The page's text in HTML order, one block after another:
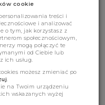
cookie
treści i
i analizować
o tym, jak korzystasz z
społecznościowym,
mogą połączyć te
od Ciebie lub
ich usług.
możesz zmieniać po
.
na Twoim urządzeniu
wskazanych wyżej